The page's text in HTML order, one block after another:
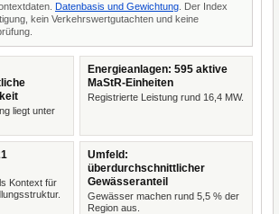
Datenbasis und Gewichtung . Der Index
kein Verkehrswertgutachten und keine
liegt unter
Energieanlagen: 595 aktive
MaStR-Einheiten
Registrierte Leistung rund 16,4 MW.
Kontext für
Umfeld:
überdurchschnittlicher
Gewässeranteil
Gewässer machen rund 5,5 % der
Region aus.